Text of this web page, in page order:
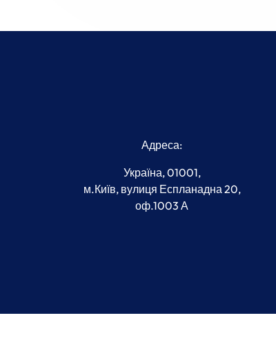
Адреса:
Україна, 01001,
м.Київ, вулиця Еспланадна 20,
оф.1003 А